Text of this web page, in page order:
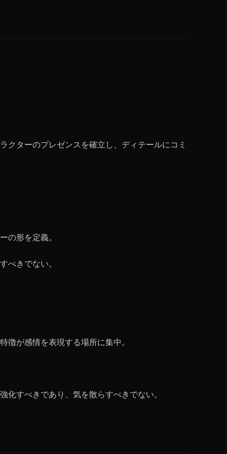
ターのプレゼンスを確立し、ディテールにコミ
の形を定義。
べきでない。
が感情を表現する場所に集中。
すべきであり、気を散らすべきでない。